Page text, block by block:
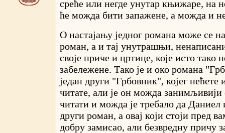
среће или негде унутар књижаре, на
ће можда бити запажене, а можда и
О настајању једног романа може се
роман, а и тај унутрашњи,
своје приче и цртице, које исто тако
забележене. Тако је и око романа
један други "Грбовник", којег
читате, али је он можда занимљивији
читати и можда је требало да Даниел
други роман, а овај који стоји пред
добру замисао, али безвредну причу